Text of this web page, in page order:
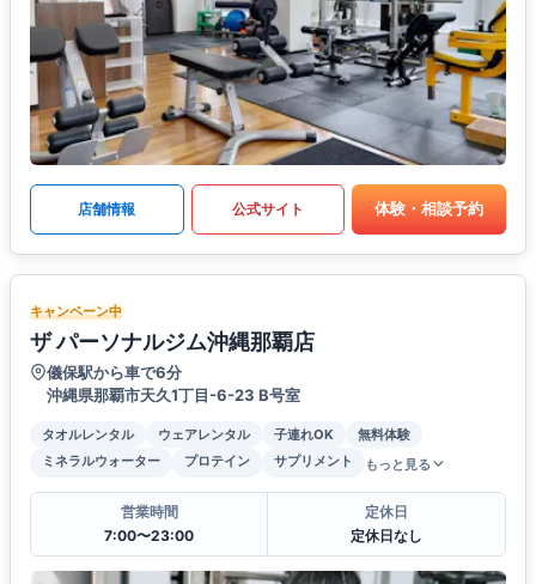
店舗情報 公式サイト 体験・相談予約
キャンペーン中
ザ パーソナルジム沖縄那覇店
儀保駅から車で6分
沖縄県那覇市天久1丁目-6-23 B号室
タオルレンタル ウェアレンタル 子連れOK
無料体験
ミネラルウォーター
プロテイン サプリメント もっと見る
営業時間
7:00〜23:00
定休日
定休日なし